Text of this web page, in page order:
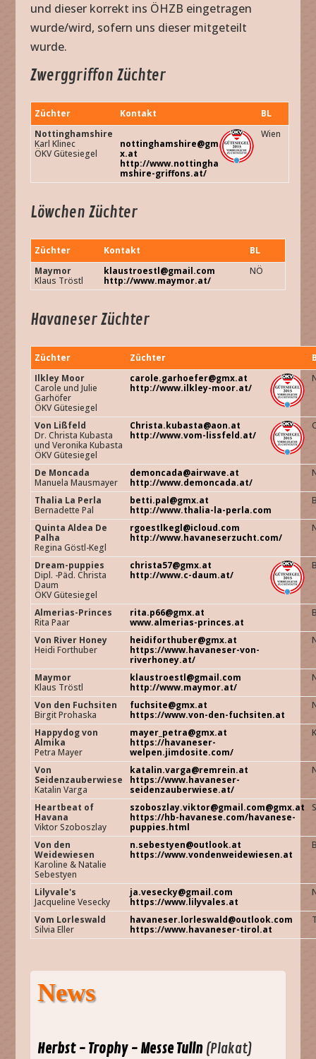
und dieser korrekt ins ÖHZB eingetragen
wurde/wird, sofern uns dieser mitgeteilt
wurde.
Zwerggriffon Züchter
Züchter Kontakt
BL
Nottinghamshire
Karl Klinec
ÖKV Gütesiegel
nottinghamshire@gm
x.at
http://www.nottingha
mshire-griffons.at/
Wien
Löwchen Züchter
Züchter Kontakt
BL
Maymor
Klaus Tröstl
klaustroestl@gmail.com
http://www.maymor.at/
NÖ
Havaneser Züchter
Züchter Züchter
Ilkley Moor
Carole und Julie
Garhöfer
ÖKV Gütesiegel
carole.garhoefer@gmx.at
http://www.ilkley-moor.at/
Von Lißfeld
Dr. Christa Kubasta
und Veronika Kubasta
ÖKV Gütesiegel
Christa.kubasta@aon.at
http://www.vom-lissfeld.at/
De Moncada
Manuela Mausmayer
demoncada@airwave.at
http://www.demoncada.at/
Thalia La Perla
Bernadette Pal
betti.pal@gmx.at
http://www.thalia-la-perla.com
Quinta Aldea De
Palha
Regina Göstl-Kegl
rgoestlkegl@icloud.com
http://www.havaneserzucht.com/
Dream-puppies
Dipl. -Päd. Christa
Daum
ÖKV Gütesiegel
christa57@gmx.at
http://www.c-daum.at/
Almerias-Princes
Rita Paar
rita.p66@gmx.at
www.almerias-princes.at
Von River Honey
Heidi Forthuber
heidiforthuber@gmx.at
https://www.havaneser-von-
riverhoney.at/
Maymor
Klaus Tröstl
klaustroestl@gmail.com
http://www.maymor.at/
Von den Fuchsiten
Birgit Prohaska
fuchsite@gmx.at
https://www.von-den-fuchsiten.at
Happydog von
Almika
Petra Mayer
mayer_petra@gmx.at
https://havaneser-
welpen.jimdosite.com/
Von
Seidenzauberwiese
Katalin Varga
katalin.varga@remrein.at
https://www.havaneser-
seidenzauberwiese.at/
Heartbeat of
Havana
Viktor Szoboszlay
szoboszlay.viktor@gmail.com@gmx.at
https://hb-havanese.com/havanese-
puppies.html
Von den
Weidewiesen
Karoline & Natalie
Sebestyen
n.sebestyen@outlook.at
https://www.vondenweidewiesen.at
Lilyvale's
Jacqueline Vesecky
ja.vesecky@gmail.com
https://www.lilyvales.at
Vom Lorleswald
Silvia Eller
havaneser.lorleswald@outlook.com
https://www.havaneser-tirol.at
News
Herbst - Trophy - Messe Tulln(Plakat)